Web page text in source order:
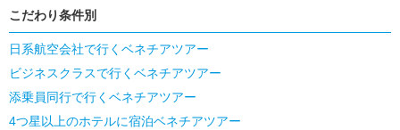
こだわり条件別
日系航空会社で行くベネチアツアー
ビジネスクラスで行くベネチアツアー
添乗員同行で行くベネチアツアー
4つ星以上のホテルに宿泊ベネチアツアー